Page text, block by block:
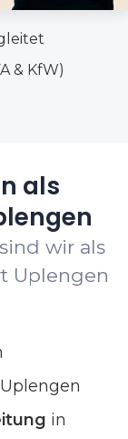
& KfW)
als
wir als
Uplengen
in